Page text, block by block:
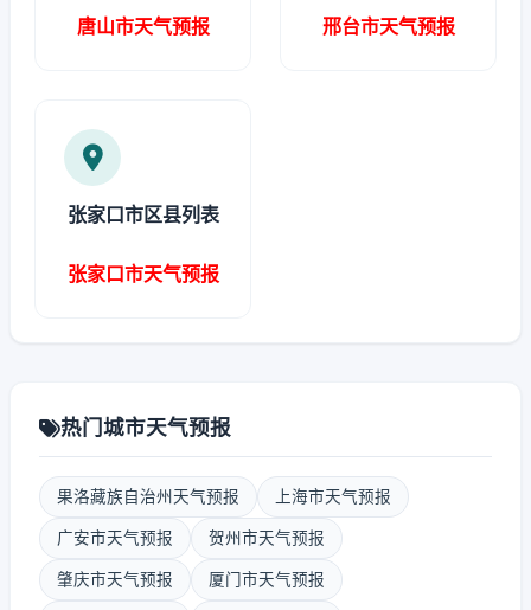
唐山市天气预报 邢台市天气预报
张家口市区县列表
张家口市天气预报
热门城市天气预报
果洛藏族自治州天气预报 上海市天气预报
广安市天气预报 贺州市天气预报
肇庆市天气预报 厦门市天气预报